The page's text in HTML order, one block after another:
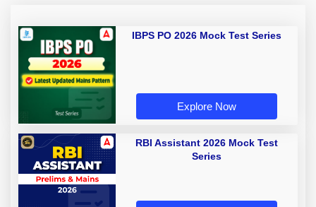
IBPS PO 2026 Mock Test Series
Explore Now
RBI Assistant 2026 Mock Test
Series